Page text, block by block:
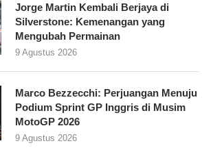
Jorge Martin Kembali Berjaya di
Silverstone: Kemenangan yang
Mengubah Permainan
9 Agustus 2026
Marco Bezzecchi: Perjuangan Menuju
Podium Sprint GP Inggris di Musim
MotoGP 2026
9 Agustus 2026